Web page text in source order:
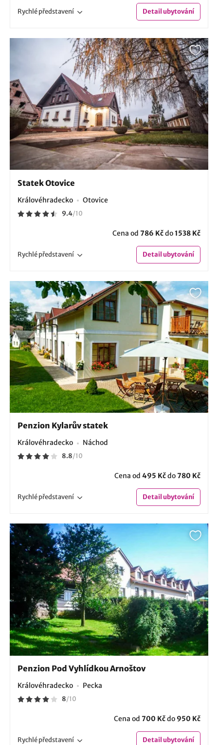
Rychlépředstavení Detailubytování
Statek Otovice
Královéhradecko Otovice
9.4/10
Cena od 786 Kčdo1538 Kč
Rychlépředstavení Detailubytování
Penzion Kylarův statek
Královéhradecko Náchod
8.8/10
Cena od 495 Kčdo780 Kč
Rychlépředstavení Detailubytování
Penzion Pod Vyhlídkou Arnoštov
Královéhradecko Pecka
8/10
Cena od 700 Kčdo 950 Kč
Rychlépředstavení Detailubytování